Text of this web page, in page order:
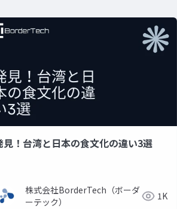
見！台湾と日本の食文化の違い3選
株式会社BorderTech（ボーダ
ーテック）
1K